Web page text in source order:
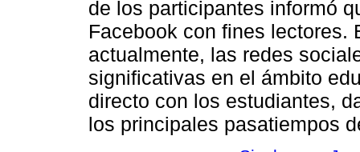
de los participantes informó
Facebook con fines lectores.
actualmente, las redes
significativas en el ámbito
directo con los estudiantes,
los principales pasatiempos